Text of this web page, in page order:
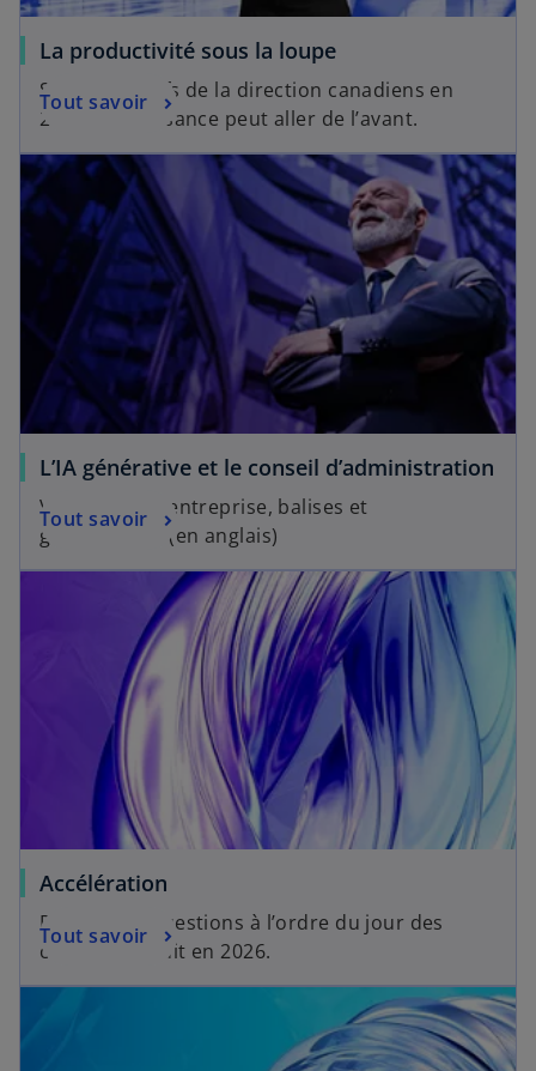
La productivité sous la loupe
Selon les chefs de la direction canadiens en
2025, la croissance peut aller de l’avant.
Tout savoir
L’IA générative et le conseil d’administration
Valeur pour l’entreprise, balises et
gouvernance (en anglais)
Tout savoir
Accélération
Principales questions à l’ordre du jour des
comités d’audit en 2026.
Tout savoir